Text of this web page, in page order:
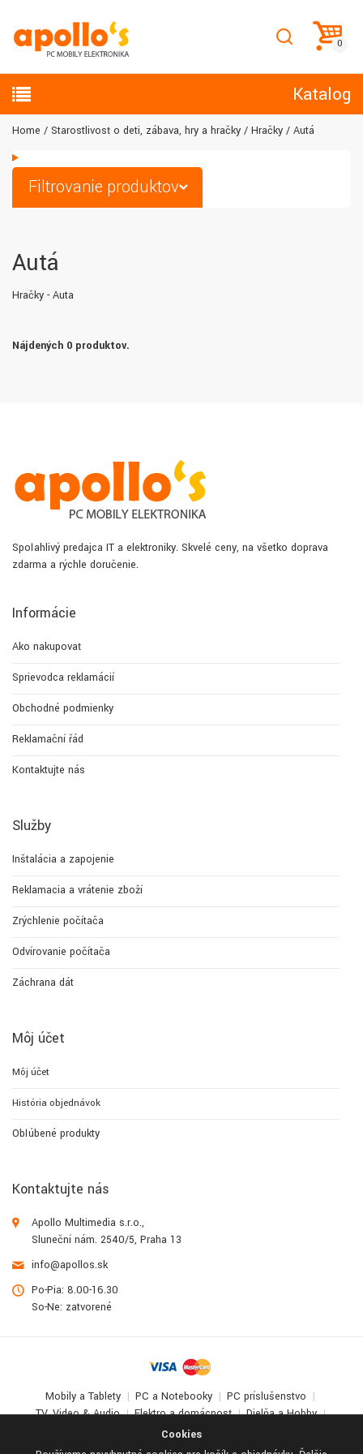
Cookies
Katalog
Home Starostlivosť o deti, zábava, hry a hračky Hračky Autá
Filtrovanie produktov
Autá
Hračky - Auta
Nájdených 0 produktov.
Spoľahlivý predajca IT a elektroniky. Skvelé ceny, na všetko doprava
zdarma a rýchle doručenie.
Informácie
Ako nakupovať
Sprievodca reklamácií
Obchodné podmienky
Reklamační řád
Kontaktujte nás
Služby
Inštalácia a zapojenie
Reklamacia a vrátenie zboží
Zrýchlenie počítača
Odvírovanie počítača
Záchrana dát
Môj účet
Môj účet
História objednávok
Obľúbené produkty
Kontaktujte nás
Apollo Multimedia s.r.o.,
Sluneční nám. 2540/5, Praha 13
info@apollos.sk
Po-Pia: 8.00-16.30
So-Ne: zatvorené
Mobily a Tablety PC a Notebooky
PC príslušenstvo
TV, Video & Audio
Elektro a domácnosť
Dielňa a Hobby
Deti a zábava